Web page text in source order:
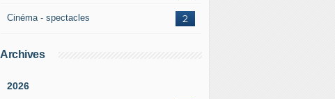
2
Cinéma - spectacles
Archives
2026